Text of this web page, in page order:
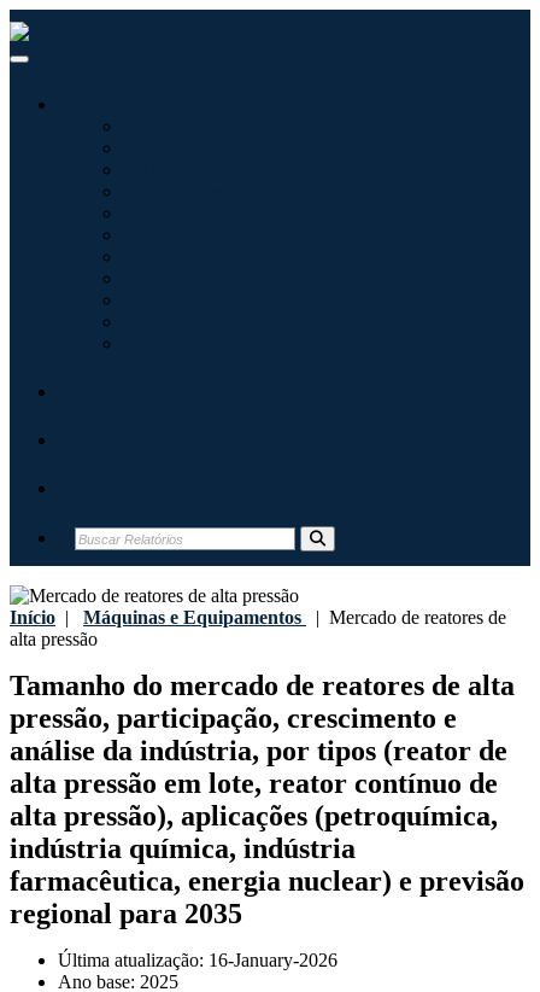
Início | Máquinas e Equipamentos | Mercado de reatores de
alta pressão
Tamanho do mercado de reatores de alta
pressão, participação, crescimento e
análise da indústria, por tipos (reator de
alta pressão em lote, reator contínuo de
alta pressão), aplicações (petroquímica,
indústria química, indústria
farmacêutica, energia nuclear) e previsão
regional para 2035
Última atualização: 16-January-2026
Ano base: 2025